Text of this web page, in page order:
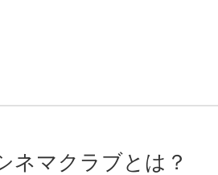
ネマクラブとは？